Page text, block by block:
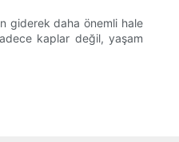
giderek daha önemli hale
kaplar değil, yaşam